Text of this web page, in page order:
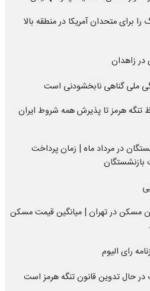
برای متحدان آمریکا در منطقه بالا
در زاهدان
ملی گناهی نابخشودنی است
تنگه هرمز تا پذیرش همه شروط ایران
در مرداد ماه | زمان پرداخت
بازنشستگان
مسکن در تهران | میانگین قیمت مسکن
رای الیوم
حال تدوین قانون تنگه هرمز است